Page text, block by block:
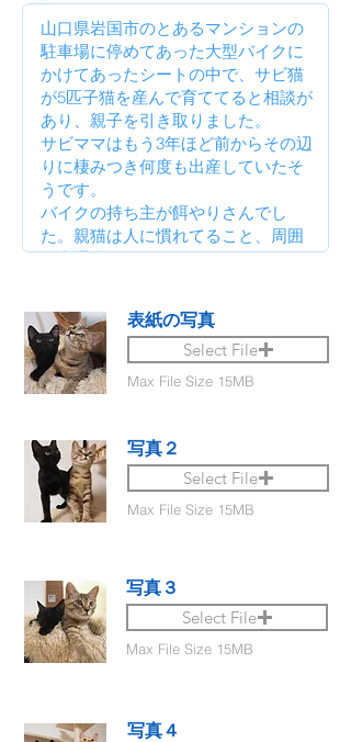
表紙の写真
Select File
Max File Size 15MB
写真２
Select File
Max File Size 15MB
写真３
Select File
Max File Size 15MB
写真４